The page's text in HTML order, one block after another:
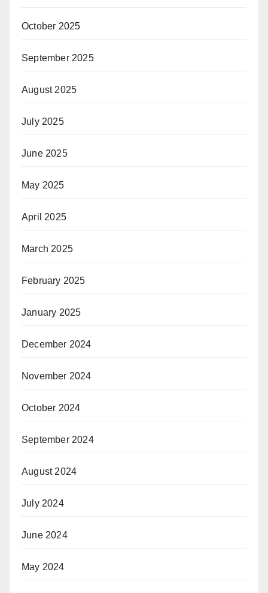
October 2025
September 2025
August 2025
July 2025
June 2025
May 2025
April 2025
March 2025
February 2025
January 2025
December 2024
November 2024
October 2024
September 2024
August 2024
July 2024
June 2024
May 2024